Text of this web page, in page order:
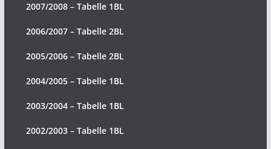
2007/2008 – Tabelle 1BL
2006/2007 – Tabelle 2BL
2005/2006 – Tabelle 2BL
2004/2005 – Tabelle 1BL
2003/2004 – Tabelle 1BL
2002/2003 – Tabelle 1BL